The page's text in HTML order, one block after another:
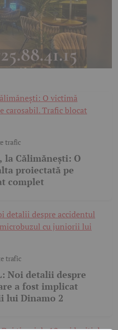
trafic
la Călimănești: O
proiectată pe
complet
trafic
Noi detalii despre
a fost implicat
lui Dinamo 2